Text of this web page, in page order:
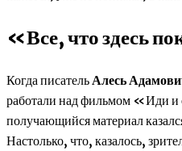
«Все, что здесь
Когда писатель Алесь
работали над фильмом «Иди
получающийся материал
Настолько, что, казалось,